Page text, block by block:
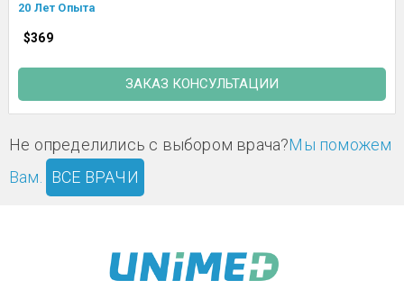
20 Лет Опыта
$369
ЗАКАЗ КОНСУЛЬТАЦИИ
Не определились с выбором врача?Мы поможем
Вам. ВСЕ ВРАЧИ